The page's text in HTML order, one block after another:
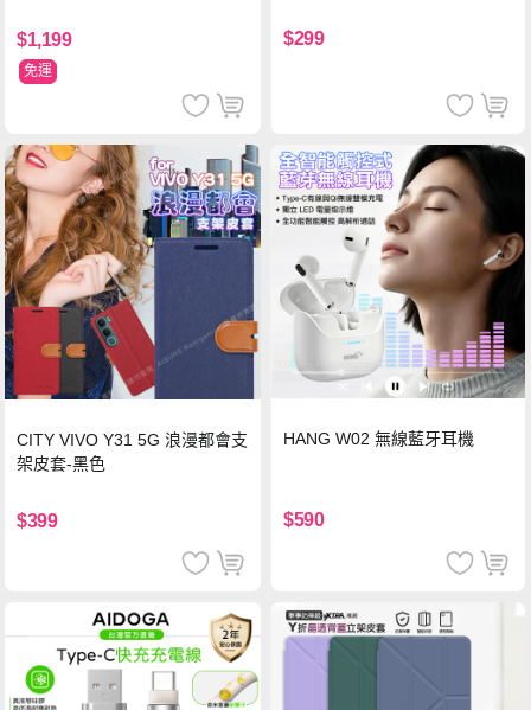
$1,199
免運
$299
CITY VIVO Y31 5G 浪漫都會支
架皮套-黑色
$399
HANG W02 無線藍牙耳機
$590